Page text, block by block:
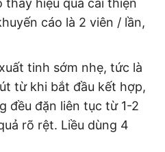
hiệu quả cải thiện
cáo là 2 viên / lần,
tinh sớm nhẹ, tức là
từ khi bắt đầu kết hợp,
đều đặn liên tục từ 1-2
rõ rệt. Liều dùng 4